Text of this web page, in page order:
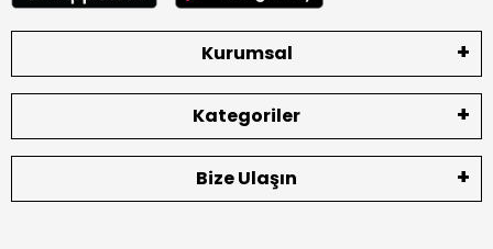
Kurumsal
Kategoriler
Bize Ulaşın